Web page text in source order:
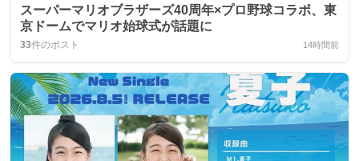
スーパーマリオブラザーズ40周年×プロ野球コラボ、東
京ドームでマリオ始球式が話題に
33件のポスト 14時間前